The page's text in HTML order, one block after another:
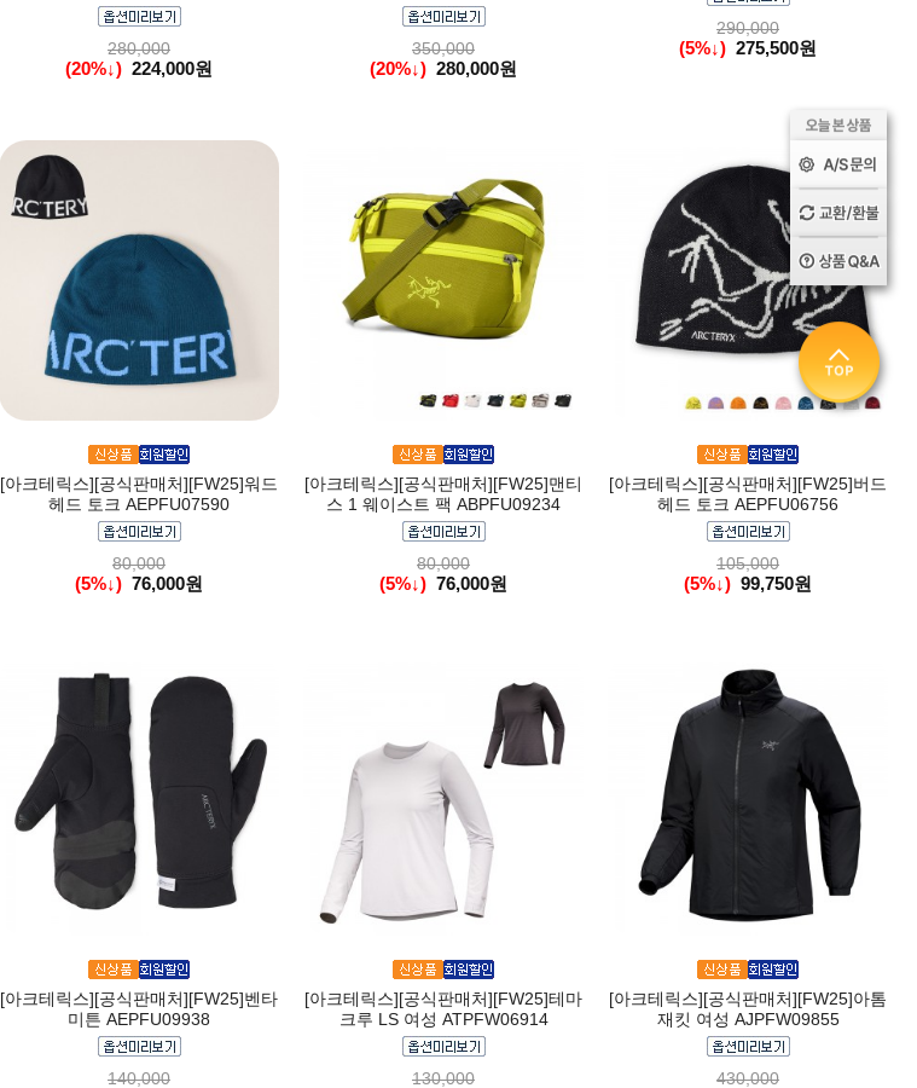
280,000
(20%↓) 224,000원
350,000
(20%↓) 280,000원
290,000
(5%↓) 275,500원
[아크테릭스][공식판매처][FW25]워드
헤드 토크 AEPFU07590
80,000
(5%↓) 76,000원
[아크테릭스][공식판매처][FW25]맨티
스 1 웨이스트 팩 ABPFU09234
80,000
(5%↓) 76,000원
[아크테릭스][공식판매처][FW25]버드
헤드 토크 AEPFU06756
105,000
(5%↓) 99,750원
[아크테릭스][공식판매처][FW25]벤타
미튼 AEPFU09938
140,000
[아크테릭스][공식판매처][FW25]테마
크루 LS 여성 ATPFW06914
130,000
[아크테릭스][공식판매처][FW25]아톰
재킷 여성 AJPFW09855
430,000